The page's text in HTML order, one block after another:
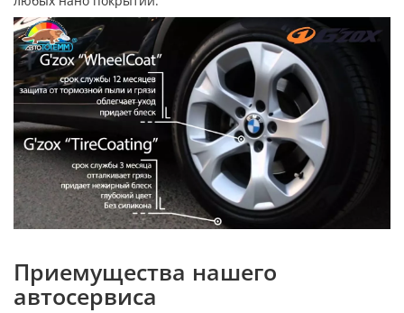
Приемущества нашего
автосервиса